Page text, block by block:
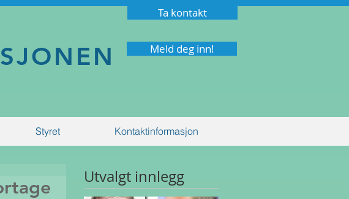
Ta kontakt
Meld deg inn!
Styret Kontaktinformasjon
Utvalgt innlegg